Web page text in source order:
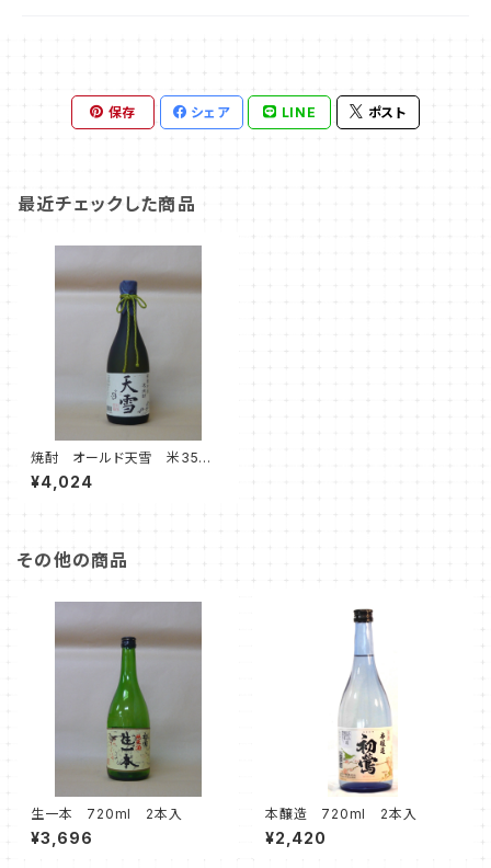
保存 シェア LINE ポスト
最近チェックした商品
焼酎 オールド天雪 米35
度 720ml 2本入
¥4,024
その他の商品
生一本 720ml 2本入
¥3,696
本醸造 720ml 2本入
¥2,420